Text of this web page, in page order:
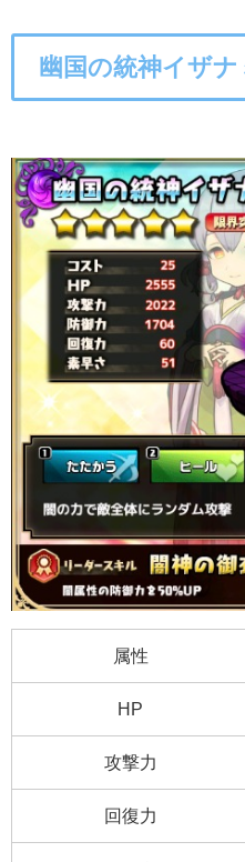
幽国の統神イザナ
属性
HP
攻撃力
回復力